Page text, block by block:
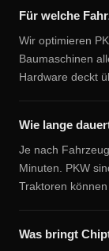
Für welche
Wir optimieren
Baumaschinen
Hardware deckt
Wie lange
Je nach
Minuten. PKW
Traktoren
Was bringt